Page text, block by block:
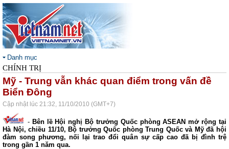
Danh mục
CHÍNH TRỊ
Mỹ - Trung vẫn khác quan điểm trong vấn đề
Biển Đông
Cập nhật lúc 21:32, 11/10/2010 (GMT+7)
- Bên lề Hội nghị Bộ trưởng Quốc phòng ASEAN mở rộng tại
Hà Nội, chiều 11/10, Bộ trưởng Quốc phòng Trung Quốc và Mỹ đã hội
đàm song phương, nối lại trao đổi quân sự cấp cao đã bị đình trệ
trong gần 1 năm qua.